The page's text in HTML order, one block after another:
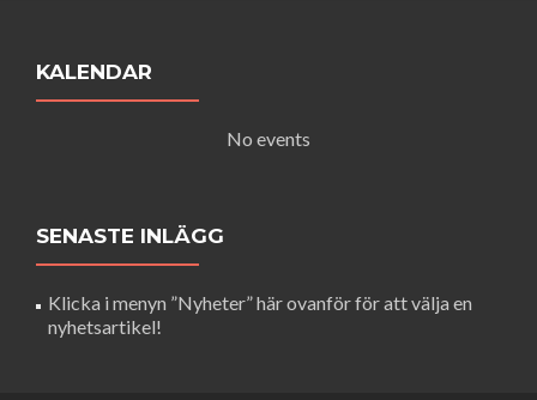
KALENDAR
No events
SENASTE INLÄGG
Klicka i menyn ”Nyheter” här ovanför för att välja en
nyhetsartikel!